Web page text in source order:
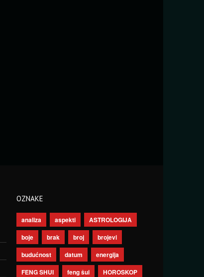
OZNAKE
analiza aspekti
ASTROLOGIJA
boje
brak broj
brojevi
budućnost
datum
energija
FENG SHUI
feng šui
HOROSKOP